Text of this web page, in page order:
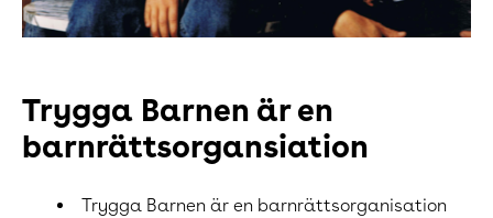
Trygga Barnen är en
barnrättsorgansiation
Trygga Barnen är en barnrättsorganisation